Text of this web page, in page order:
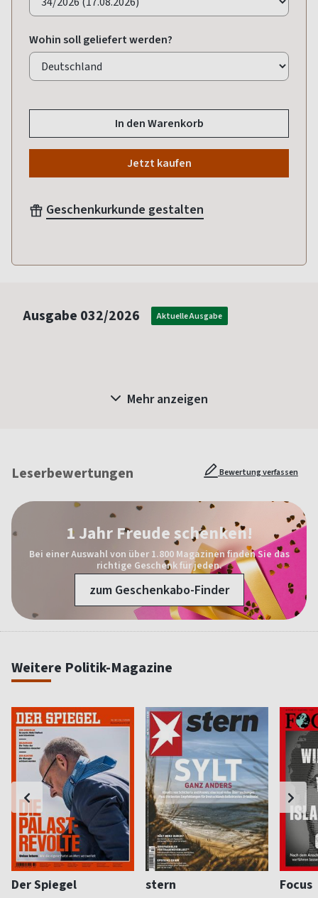
Wohin soll geliefert werden?
In den Warenkorb
Jetzt kaufen
Geschenkurkunde gestalten
Ausgabe 032/2026 Aktuelle Ausgabe
Mehr anzeigen
Leserbewertungen Bewertung verfassen
1 Jahr Freude schenken!
Bei einer Auswahl von über 1.800 Magazinen finden Sie das
richtige Geschenk für jeden.
zum Geschenkabo-Finder
Weitere Politik-Magazine
Der Spiegel stern Focus